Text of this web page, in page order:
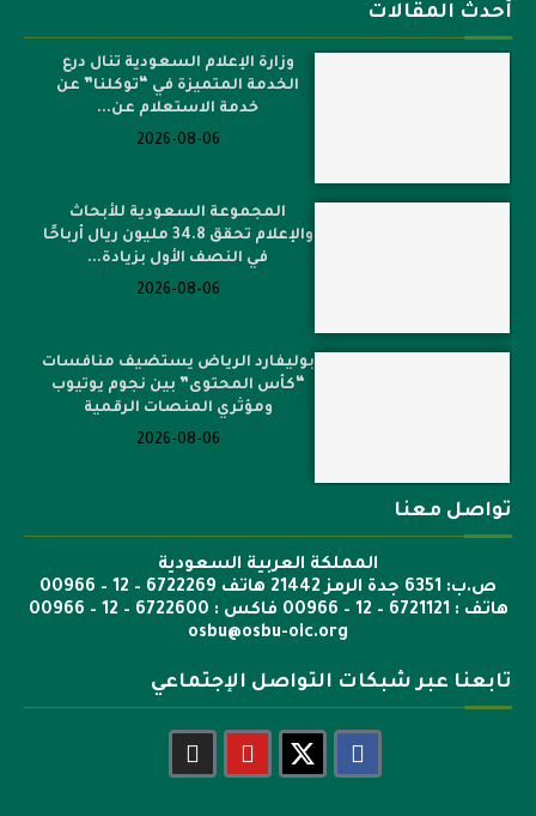
أحدث المقالات
وزارة الإعلام السعودية تنال درع
الخدمة المتميزة في “توكلنا” عن
خدمة الاستعلام عن...
2026-08-06
المجموعة السعودية للأبحاث
والإعلام تحقق 34.8 مليون ريال أرباحًا
في النصف الأول بزيادة...
2026-08-06
بوليفارد الرياض يستضيف منافسات
“كأس المحتوى” بين نجوم يوتيوب
ومؤثري المنصات الرقمية
2026-08-06
تواصل معنا
المملكة العربية السعودية
ص.ب: 6351 جدة الرمز 21442 هاتف 6722269 – 12 – 00966
هاتف : 6721121 – 12 – 00966 فاكس : 6722600 – 12 – 00966
osbu@osbu-oic.org
تابعنا عبر شبكات التواصل الإجتماعي